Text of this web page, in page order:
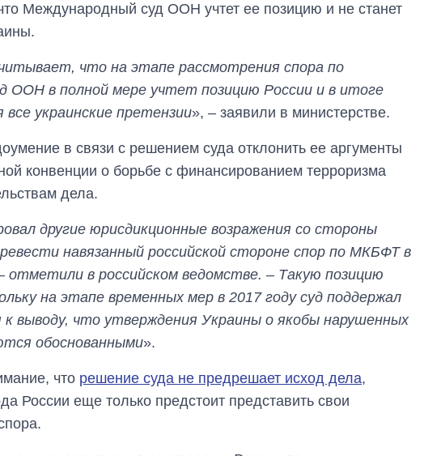
Международный суд ООН учтет ее позицию и не станет
что на этапе рассмотрения спора по
ООН в полной мере учтет позицию России и в итоге
украинские претензии», – заявили в министерстве.
в связи с решением суда отклонить ее аргументы
конвенции о борьбе с финансированием терроризма
дела.
другие юрисдикционные возражения со стороны
навязанный российской стороне спор по МКБФТ в
отметили в российском ведомстве. – Такую позицию
на этапе временных мер в 2017 году суд поддержал
выводу, что утверждения Украины о якобы нарушенных
обоснованными».
что решение суда не предрешает исход дела,
России еще только предстоит представить свои
Дефицит памяти:
как вырос спрос
на чипы за
последние годы и
что прогнозируют
на 2027-й